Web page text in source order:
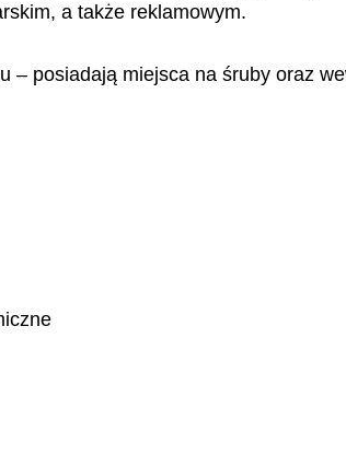
a także reklamowym.
posiadają miejsca na śruby oraz